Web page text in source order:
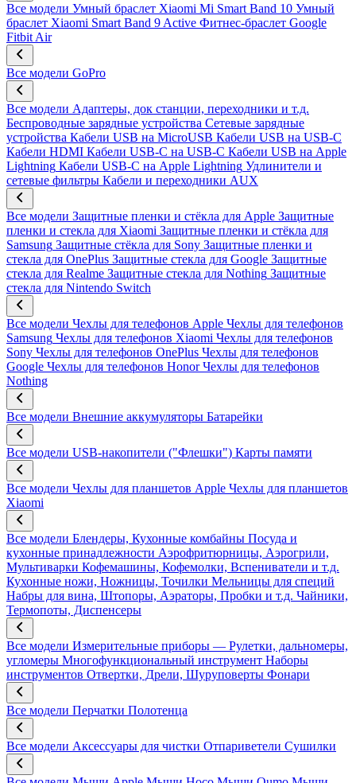
Все модели Умный браслет Xiaomi Mi Smart Band 10 Умный
браслет Xiaomi Smart Band 9 Active Фитнес-браслет Google
Fitbit Air
Все модели GoPro
Все модели Адаптеры, док станции, переходники и т.д.
Беспроводные зарядные устройства Сетевые зарядные
устройства Кабели USB на MicroUSB Кабели USB на USB-C
Кабели HDMI Кабели USB-C на USB-C Кабели USB на Apple
Lightning Кабели USB-C на Apple Lightning Удлинители и
сетевые фильтры Кабели и переходники AUX
Все модели Защитные пленки и стёкла для Apple Защитные
пленки и стекла для Xiaomi Защитные пленки и стёкла для
Samsung Защитные стёкла для Sony Защитные пленки и
стекла для OnePlus Защитные стекла для Google Защитные
стекла для Realme Защитные стекла для Nothing Защитные
стекла для Nintendo Switch
Все модели Чехлы для телефонов Apple Чехлы для телефонов
Samsung Чехлы для телефонов Xiaomi Чехлы для телефонов
Sony Чехлы для телефонов OnePlus Чехлы для телефонов
Google Чехлы для телефонов Honor Чехлы для телефонов
Nothing
Все модели Внешние аккумуляторы Батарейки
Все модели USB-накопители ("Флешки") Карты памяти
Все модели Чехлы для планшетов Apple Чехлы для планшетов
Xiaomi
Все модели Блендеры, Кухонные комбайны Посуда и
кухонные принадлежности Аэрофритюрницы, Аэрогрили,
Мультиварки Кофемашины, Кофемолки, Вспениватели и т.д.
Кухонные ножи, Ножницы, Точилки Мельницы для специй
Набры для вина, Штопоры, Аэраторы, Пробки и т.д. Чайники,
Термопоты, Диспенсеры
Все модели Измерительные приборы — Рулетки, дальномеры,
угломеры Многофункциональный инструмент Наборы
инструментов Отвертки, Дрели, Шуруповерты Фонари
Все модели Перчатки Полотенца
Все модели Аксессуары для чистки Отпариветели Сушилки